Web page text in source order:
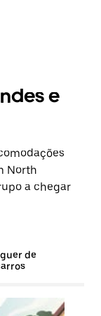
e
North
a chegar
de